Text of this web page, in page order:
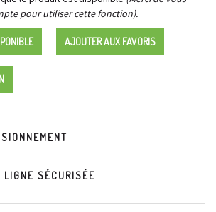
pour utiliser cette fonction).
AJOUTER AUX FAVORIS
LIGNE SÉCURISÉE